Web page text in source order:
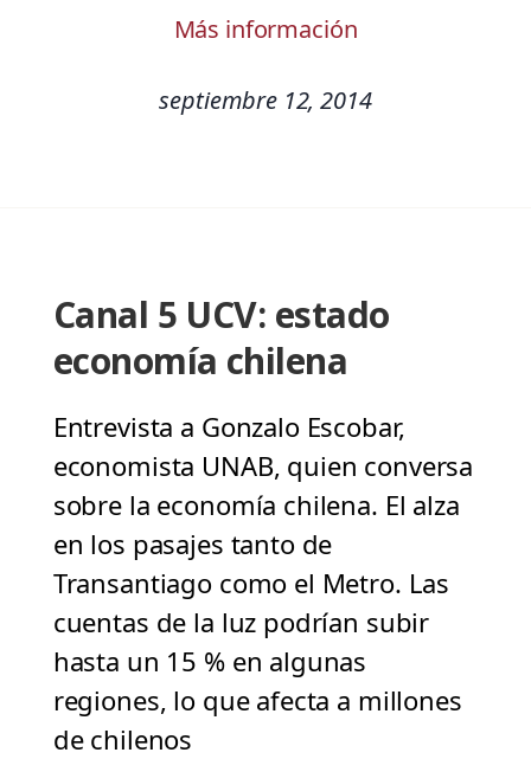
Más información
septiembre 12, 2014
Canal 5 UCV: estado
economía chilena
Entrevista a Gonzalo Escobar,
economista UNAB, quien conversa
sobre la economía chilena. El alza
en los pasajes tanto de
Transantiago como el Metro. Las
cuentas de la luz podrían subir
hasta un 15 % en algunas
regiones, lo que afecta a millones
de chilenos